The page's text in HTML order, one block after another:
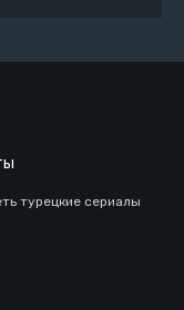
турецкие сериалы